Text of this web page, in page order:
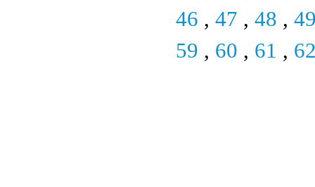
46 , 47 , 48 ,
59 , 60 , 61 ,